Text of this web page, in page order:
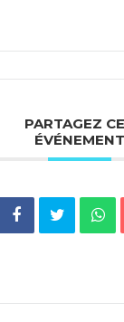
PARTAGEZ
ÉVÉNEMENT